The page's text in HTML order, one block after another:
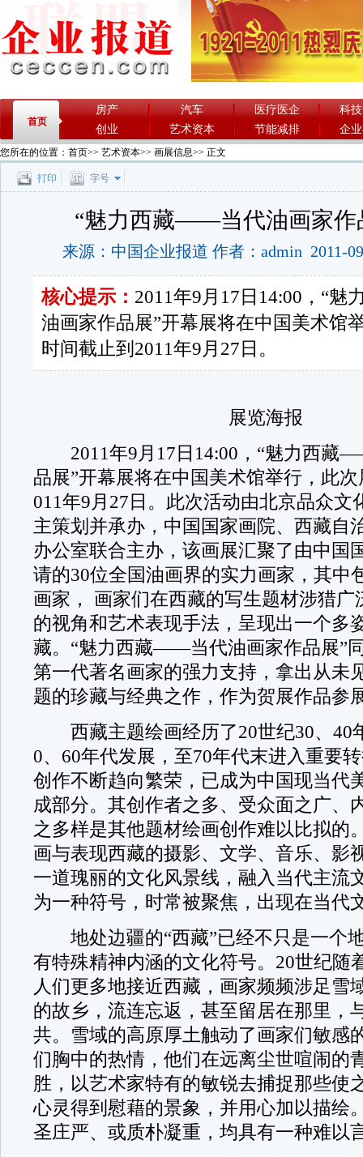
首页
房产 汽车 医疗医企
科
创业
艺术资本 节能减排 企
您所在的位置： 首页>> 艺术资本>> 画展信息>> 正文
打印 字号
“魅力西藏——当代油画家作
来源：中国企业报道 作者：admin 2011-
核心提示： 2011年9月17日14:00，“
油画家作品展”开幕展将在中国美术馆
时间截止到2011年9月27日。
展览海报
2011年9月17日14:00，“魅力西藏
品展”开幕展将在中国美术馆举行，此
011年9月27日。此次活动由北京品众文
主策划并承办，中国国家画院、西藏自
办公室联合主办，该画展汇聚了由中国
请的30位全国油画界的实力画家，其中
画家， 画家们在西藏的写生题材涉猎广
的视角和艺术表现手法，呈现出一个多
藏。“魅力西藏——当代油画家作品展”
第一代著名画家的强力支持，拿出从未
题的珍藏与经典之作，作为贺展作品参
西藏主题绘画经历了20世纪30、40
0、60年代发展，至70年代末进入重要
创作不断趋向繁荣，已成为中国现当代
成部分。其创作者之多、受众面之广、
之多样是其他题材绘画创作难以比拟的
画与表现西藏的摄影、文学、音乐、影
一道瑰丽的文化风景线，融入当代主流
为一种符号，时常被聚焦，出现在当代
地处边疆的“西藏”已经不只是一个
有特殊精神内涵的文化符号。20世纪随
人们更多地接近西藏，画家频频涉足雪
的故乡，流连忘返，甚至留居在那里，
共。雪域的高原厚土触动了画家们敏感
们胸中的热情，他们在远离尘世喧闹的
胜，以艺术家特有的敏锐去捕捉那些使
心灵得到慰藉的景象，并用心加以描绘
圣庄严、或质朴凝重，均具有一种难以